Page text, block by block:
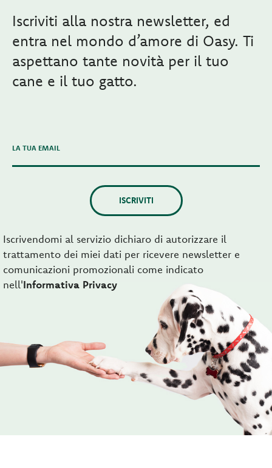
Iscriviti alla nostra newsletter, ed
entra nel mondo d’amore di Oasy. Ti
aspettano tante novità per il tuo
cane e il tuo gatto.
LA TUA EMAIL
ISCRIVITI
Iscrivendomi al servizio dichiaro di autorizzare il
trattamento dei miei dati per ricevere newsletter e
comunicazioni promozionali come indicato
nell'Informativa Privacy